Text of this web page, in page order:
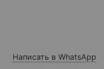
Написать в WhatsApp